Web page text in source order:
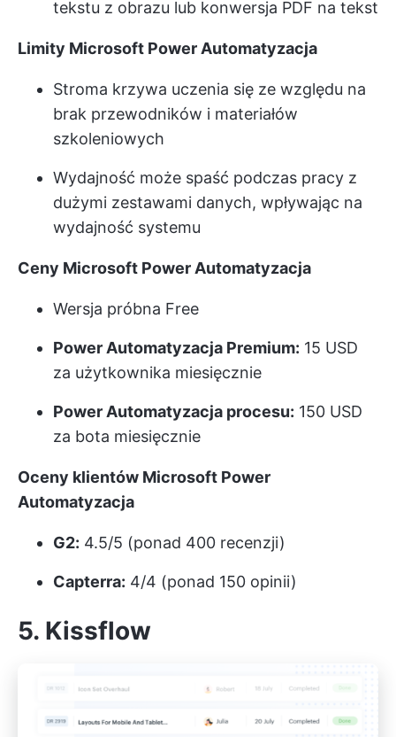
tekstu z obrazu lub konwersja PDF na tekst
Limity Microsoft Power Automatyzacja
Stroma krzywa uczenia się ze względu na
brak przewodników i materiałów
szkoleniowych
Wydajność może spaść podczas pracy z
dużymi zestawami danych, wpływając na
wydajność systemu
Ceny Microsoft Power Automatyzacja
Wersja próbna Free
Power Automatyzacja Premium: 15 USD
za użytkownika miesięcznie
Power Automatyzacja procesu: 150 USD
za bota miesięcznie
Oceny klientów Microsoft Power
Automatyzacja
G2: 4.5/5 (ponad 400 recenzji)
Capterra: 4/4 (ponad 150 opinii)
5. Kissflow